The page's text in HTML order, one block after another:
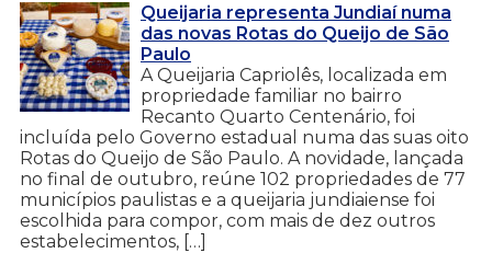
Queijaria representa Jundiaí numa
das novas Rotas do Queijo de São
Paulo
A Queijaria Capriolês, localizada em
propriedade familiar no bairro
Recanto Quarto Centenário, foi
incluída pelo Governo estadual numa das suas oito
Rotas do Queijo de São Paulo. A novidade, lançada
no final de outubro, reúne 102 propriedades de 77
municípios paulistas e a queijaria jundiaiense foi
escolhida para compor, com mais de dez outros
estabelecimentos, […]